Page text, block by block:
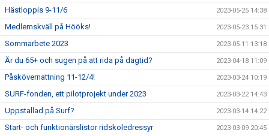
Hästloppis 9-11/6 2023-05-25 14:38
Medlemskväll på Hööks! 2023-05-23 15:31
Sommarbete 2023 2023-05-11 13:18
Är du 65+ och sugen på att rida på dagtid? 2023-04-18 11:09
Påskövernattning 11-12/4! 2023-03-24 10:19
SURF-fonden, ett pilotprojekt under 2023 2023-03-22 14:43
Uppstallad på Surf? 2023-03-14 14:22
Start- och funktionärslistor ridskoledressyr 2023-03-09 20:45